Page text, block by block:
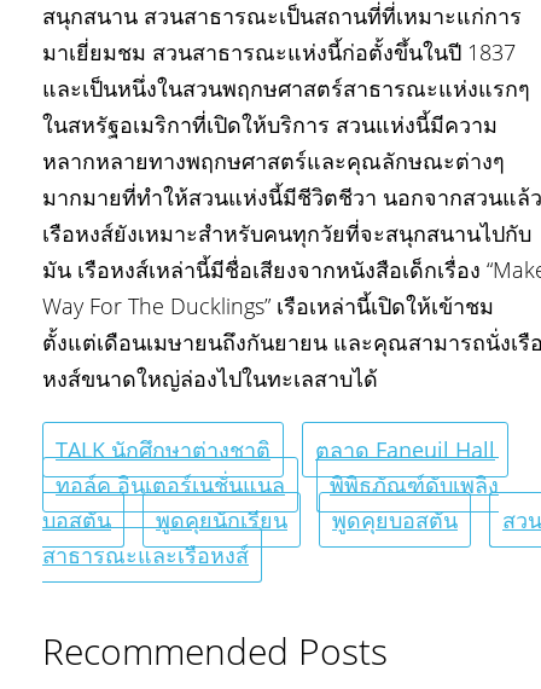
สนุกสนาน สวนสาธารณะเป็นสถานที่ที่เหมาะแก่การ
มาเยี่ยมชม สวนสาธารณะแห่งนี้ก่อตั้งขึ้นในปี 1837
และเป็นหนึ่งในสวนพฤกษศาสตร์สาธารณะแห่งแรกๆ
ในสหรัฐอเมริกาที่เปิดให้บริการ สวนแห่งนี้มีความ
หลากหลายทางพฤกษศาสตร์และคุณลักษณะต่างๆ
มากมายที่ทำให้สวนแห่งนี้มีชีวิตชีวา นอกจากสวนแล้ว
เรือหงส์ยังเหมาะสำหรับคนทุกวัยที่จะสนุกสนานไปกับ
มัน เรือหงส์เหล่านี้มีชื่อเสียงจากหนังสือเด็กเรื่อง
Way For The Ducklings” เรือเหล่านี้เปิดให้เข้าชม
ตั้งแต่เดือนเมษายนถึงกันยายน และคุณสามารถนั่งเรื
หงส์ขนาดใหญ่ล่องไปในทะเลสาบได้
TALK นักศึกษาต่างชาติ
ตลาด Faneuil Hall
ทอล์ค อินเตอร์เนชั่นแนล
พิพิธภัณฑ์ดับเพลิง
บอสตัน
พูดคุยนักเรียน พูดคุยบอสตัน
สวน
สาธารณะและเรือหงส์
Recommended Posts